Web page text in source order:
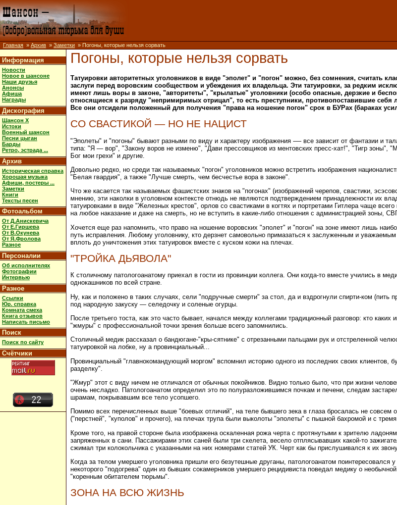
Главная » Архив » Заметки » Погоны, которые нельзя сорвать
Информация
Новости
Новое в шансоне
Наши друзья
Анонсы
Афиша
Награды
Дискография
Шансон X
Истоки
Военный шансон
Песни цыган
Барды
Ретро, эстрада ...
Архив
Историческая справка
Хорошая музыка
Афиши, постеры ...
Заметки
Книги
Тексты песен
Фотоальбом
От Д.Анискевича
От Е.Гиршева
От В.Окунева
От Я.Фролова
Разное
Персоналии
Об исполнителях
Фотографии
Интервью
Разное
Ссылки
Юр. справка
Комната смеха
Книга отзывов
Написать письмо
Поиск
Поиск по сайту
Счётчики
Погоны, которые нельзя сорвать
Татуировки авторитетных уголовников в виде "эполет" и "погон" можно, без сомнения, считать
заслуги перед воровским сообществом и убеждения их владельца. Эти татуировки, за редким
имеют лишь воры в законе, "авторитеты", "крылатые" уголовники (особо опасные, дерзкие и
относящиеся к разряду "непримиримых отрицал", то есть преступники, противопоставившие
Все они отсидели положенный для получения "права на ношение погон" срок в БУРах (бараках
СО СВАСТИКОЙ — НО НЕ НАЦИСТ
"Эполеты" и "погоны" бывают разными по виду и характеру изображения -— все зависит от фантазии и
типа: "Я — вор", "Закону воров не изменю", "Дави прессовщиков из ментовских пресс-хат!", "Тигр зоны",
Бог мои грехи" и другие.
Довольно редко, но среди так называемых "погон" уголовников можно встретить изображения
"Белая гвардия", а также "Лучше смерть, чем бесчестье вора в законе".
Что же касается так называемых фашистских знаков на "погонах" (изображений черепов, свастики,
мнению, эти наколки в уголовном контексте отнюдь не являются подтверждением принадлежности их
татуировками в виде "Железных крестов", орлов со свастиками в когтях и портретами Гитлера чаще
на любое наказание и даже на смерть, но не вступить в какие-либо отношения с администрацией зоны,
Хочется еще раз напомнить, что право на ношение воровских "эполет" и "погон" на зоне имеют лишь
путь исправления. Любому уголовнику, кто дерзнет самовольно примазаться к заслуженным и
вплоть до уничтожения этих татуировок вместе с куском кожи на плечах.
"ТРОЙКА ДЬЯВОЛА"
К столичному патологоанатому приехал в гости из провинции коллега. Они когда-то вместе учились в
однокашников по всей стране.
Ну, как и положено в таких случаях, сели "подручные смерти" за стол, да и вздрогнули спирти-ком (пить
под народную закуску — селедочку и соленые огурцы.
После третьего тоста, как это часто бывает, начался между коллегами традиционный разговор: кто
"жмуры" с профессиональной точки зрения больше всего запомнились.
Столичный медик рассказал о бандюгане-"кры-сятнике" с отрезанными пальцами рук и отстреленной
татуировкой на лобке, ну а провинциальный...
Провинциальный "главнокомандующий моргом" вспомнил историю одного из последних своих клиентов,
разделку".
"Жмур" этот с виду ничем не отличался от обычных покойников. Видно только было, что при жизни
очень несладко. Патологоанатом определил это по полуразложившимся почкам и печени, следам
шрамам, покрывавшим все тело усопшего.
Помимо всех перечисленных выше "боевых отличий", на теле бывшего зека в глаза бросалась не совсем
("перстней", "куполов" и прочего), на плечах трупа были выколоты "эполеты" с пышной бахромой и с
Кроме того, на правой стороне была изображена оскаленная рожа черта с протянутыми к зрителю
запряженных в сани. Пассажирами этих саней были три скелета, весело отплясывавших какой-то
сжимал три колокольчика с указанными на них номерами статей УК. Черт как бы прислушивался к их
Когда за телом умершего уголовника пришли его безутешные друганы, патологоанатом поинтересовался
некоторого "подогрева" один из бывших сокамерников умершего рецидивиста поведал медику о
"коренным обитателем тюрьмы".
ЗОНА НА ВСЮ ЖИЗНЬ